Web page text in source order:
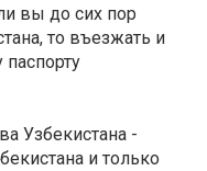
вы до сих пор
то въезжать и
Узбекистана -
и только